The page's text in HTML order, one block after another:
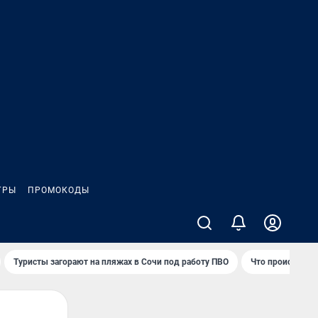
ПРОМОКОДЫ
Туристы загорают на пляжах в Сочи под работу ПВО Что происходит